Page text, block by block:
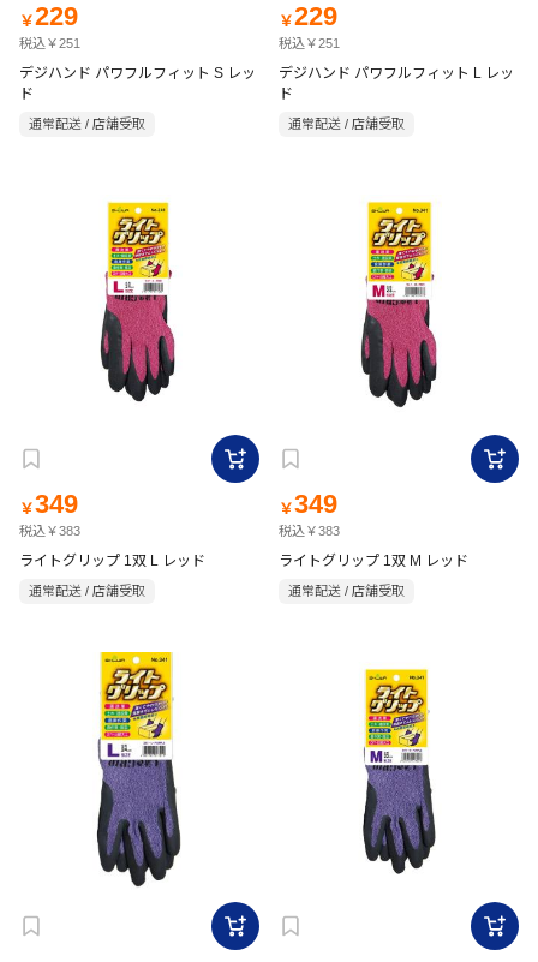
￥229
税込￥251
デジハンド パワフルフィット S レッ
ド
通常配送 / 店舗受取
￥229
税込￥251
デジハンド パワフルフィット L レッ
ド
通常配送 / 店舗受取
￥349
税込￥383
ライトグリップ 1双 L レッド
通常配送 / 店舗受取
￥349
税込￥383
ライトグリップ 1双 M レッド
通常配送 / 店舗受取